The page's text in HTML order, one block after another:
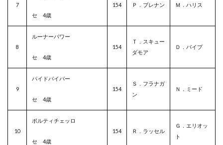
7
セ 4歳
154 Ｐ．ブレナン Ｍ．ハリス
8
ルーナーパワー
セ 4歳
154
Ｔ．スキュー
ダモア
Ｄ．パイプ
9
パイドパイパー
セ 4歳
154
Ｓ．フラナガ
ン
Ｎ．ミード
10
ポルティチェッロ
セ 4歳
154 Ｒ．ラッセル
Ｇ．エリオッ
ト